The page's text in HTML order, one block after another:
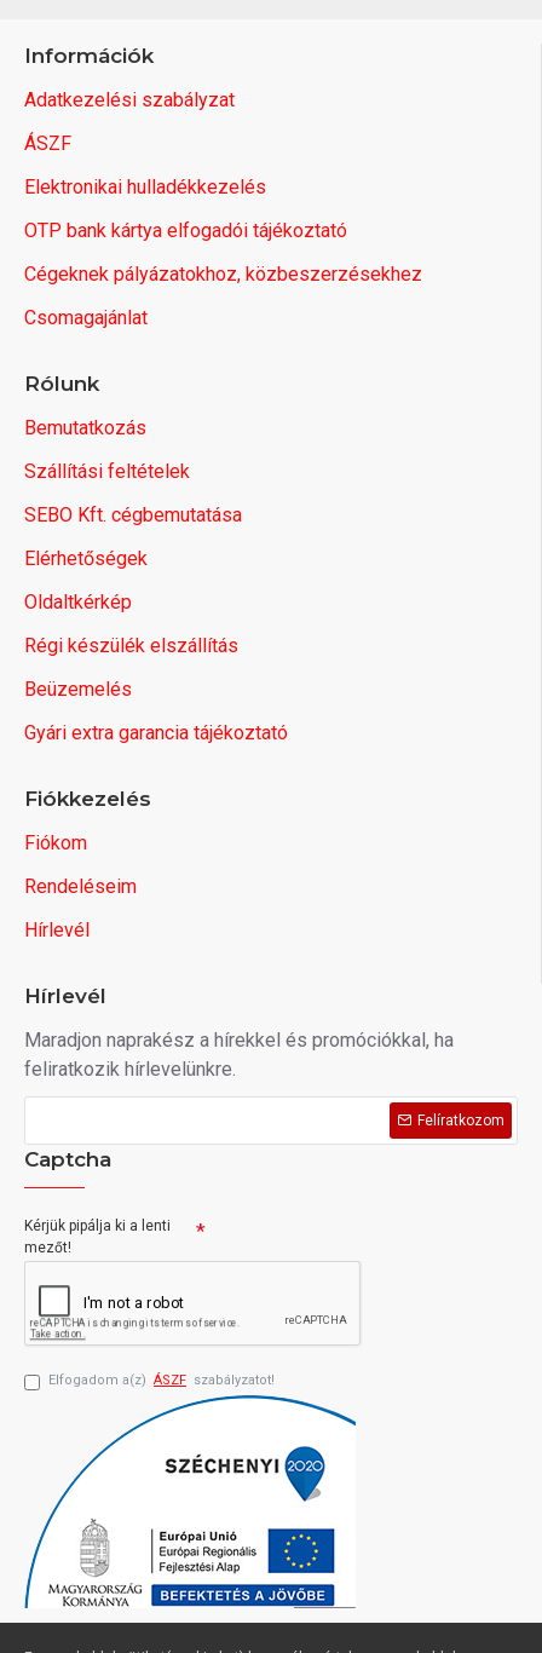
Információk
Adatkezelési szabályzat
ÁSZF
Elektronikai hulladékkezelés
OTP bank kártya elfogadói tájékoztató
Cégeknek pályázatokhoz, közbeszerzésekhez
Csomagajánlat
Rólunk
Bemutatkozás
Szállítási feltételek
SEBO Kft. cégbemutatása
Elérhetőségek
Oldaltkérkép
Régi készülék elszállítás
Beüzemelés
Gyári extra garancia tájékoztató
Fiókkezelés
Fiókom
Rendeléseim
Hírlevél
Hírlevél
Maradjon naprakész a hírekkel és promóciókkal, ha
feliratkozik hírlevelünkre.
Felíratkozom
Captcha
Kérjük pipálja ki a lenti
mezőt!
Elfogadom a(z) ÁSZF szabályzatot!